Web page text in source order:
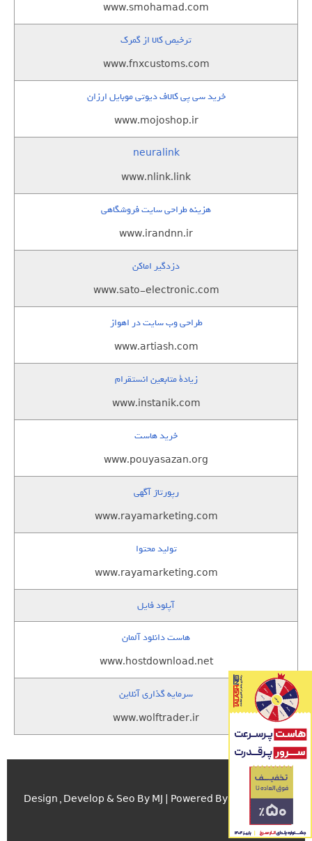
www.smohamad.com
ترخیص کالا از گمرک
www.fnxcustoms.com
خرید سی پی کالاف دیوتی موبایل ارزان
www.mojoshop.ir
neuralink
www.nlink.link
هزینه طراحی سایت فروشگاهی
www.irandnn.ir
دزدگیر اماکن
www.sato-electronic.com
طراحی وب سایت در اهواز
www.artiash.com
زيادة متابعين انستقرام
www.instanik.com
خرید هاست
www.pouyasazan.org
رپورتاژ آگهی
www.rayamarketing.com
تولید محتوا
www.rayamarketing.com
آپلود فایل
هاست دانلود آلمان
www.hostdownload.net
سرمایه گذاری آنلاین
www.wolftrader.ir
Design , Develop & Seo By MJ | Powered By اسکریپت.com